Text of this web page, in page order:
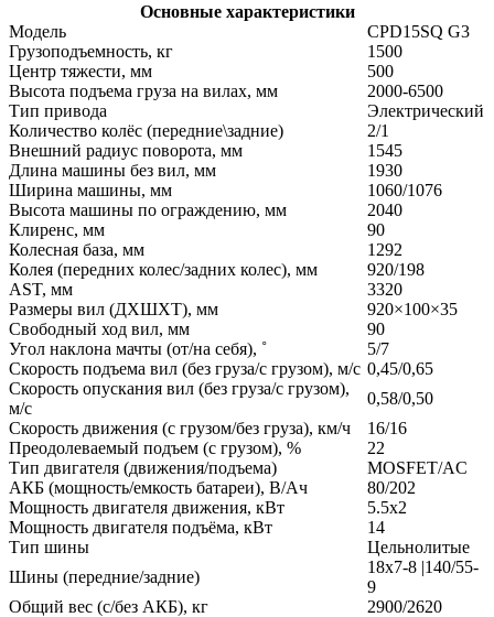
Основные характеристики
Модель
CPD15SQ G3
Грузоподъемность, кг
1500
Центр тяжести, мм
500
Высота подъема груза на вилах, мм
2000-6500
Тип привода
Электрический
Количество колёс (передние\задние)
2/1
Внешний радиус поворота, мм
1545
Длина машины без вил, мм
1930
Ширина машины, мм
1060/1076
Высота машины по ограждению, мм
2040
Клиренс, мм
90
Колесная база, мм
1292
Колея (передних колес/задних колес), мм
920/198
AST, мм
3320
Размеры вил (ДXШXТ), мм
920×100×35
Свободный ход вил, мм
90
Угол наклона мачты (от/на себя), ˚
5/7
Скорость подъема вил (без груза/с грузом), м/с 0,45/0,65
Скорость опускания вил (без груза/с грузом),
м/с
0,58/0,50
Скорость движения (с грузом/без груза), км/ч
16/16
Преодолеваемый подъем (с грузом), %
22
Тип двигателя (движения/подъема)
MOSFET/AC
АКБ (мощность/емкость батареи), В/Ач
80/202
Мощность двигателя движения, кВт
5.5x2
Мощность двигателя подъёма, кВт
14
Тип шины
Цельнолитые
Шины (передние/задние)
18x7-8 |140/55-
9
Общий вес (с/без АКБ), кг
2900/2620